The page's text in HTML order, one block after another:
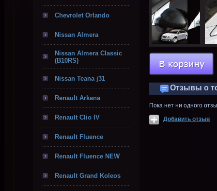
Chevrolet Orlando
Nissan Almera
Nissan Almera Classic
(B10RS)
Nissan Teana j31
Renault Arkana
Renault Clio IV
Renault Fluence
Renault Fluence NEW
Renault Grand Koleos
Отзывы о
Пока нет ни одного
Добавить отзыв